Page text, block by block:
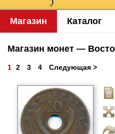
Магазин Каталог
Магазин монет —
1 2 3 4 Следующая >